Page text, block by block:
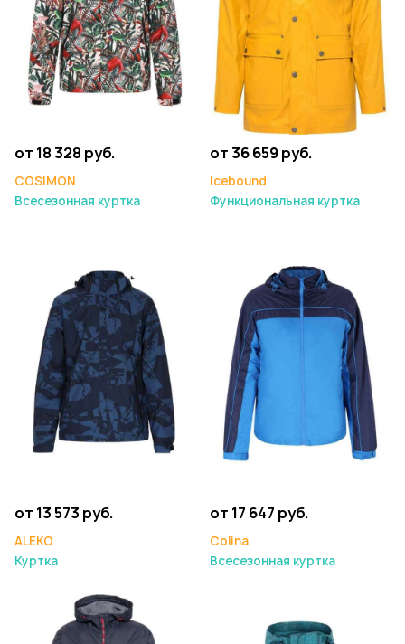
от 18 328 руб.
COSIMON
Всесезонная куртка
от 36 659 руб.
Icebound
Функциональная куртка
от 13 573 руб.
ALEKO
Куртка
от 17 647 руб.
Colina
Всесезонная куртка